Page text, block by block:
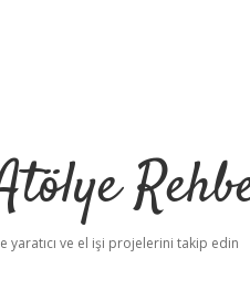
yaratıcı ve el işi projelerini takip edin